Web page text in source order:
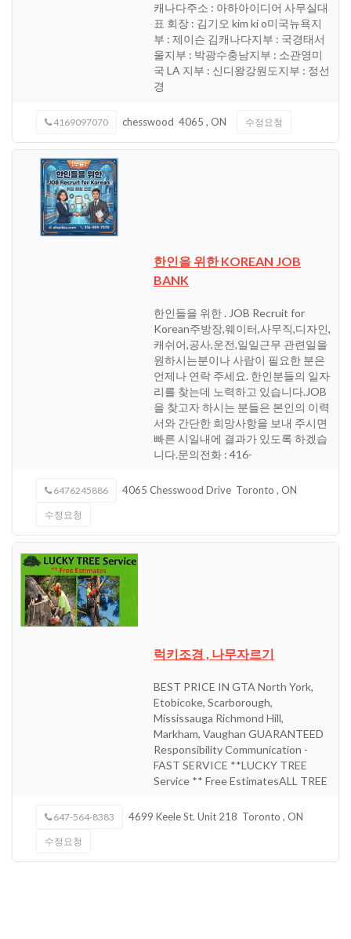
캐나다주소 : 아하아이디어 사무실대
표 회장 : 김기오 kim ki o미국뉴욕지
부 : 제이슨 김캐나다지부 : 국경태서
울지부 : 박광수충남지부 : 소관영미
국 LA 지부 : 신디왕강원도지부 : 정선
경
4169097070 chesswood 4065 , ON 수정요청
한인을 위한 KOREAN JOB
BANK
한인들을 위한 . JOB Recruit for
Korean주방장,웨이터,사무직,디자인,
캐쉬어,공사,운전,일일근무 관련일을
원하시는분이나 사람이 필요한 분은
언제나 연락 주세요. 한인분들의 일자
리를 찾는데 노력하고 있습니다.JOB
을 찾고자 하시는 분들은 본인의 이력
서와 간단한 희망사항을 보내 주시면
빠른 시일내에 결과가 있도록 하겠습
니다.문의전화 : 416-
6476245886 4065 Chesswood Drive Toronto , ON
수정요청
럭키조경 , 나무자르기
BEST PRICE IN GTA North York,
Etobicoke, Scarborough,
Mississauga Richmond Hill,
Markham, Vaughan GUARANTEED
Responsibility Communication -
FAST SERVICE **LUCKY TREE
Service ** Free EstimatesALL TREE
647-564-8383 4699 Keele St. Unit 218 Toronto , ON
수정요청